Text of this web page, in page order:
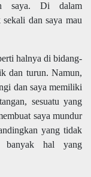
saya. Di dalam
dan saya mau
halnya di bidang-
dan turun. Namun,
dan saya memiliki
sesuatu yang
saya mundur
yang tidak
banyak hal yang